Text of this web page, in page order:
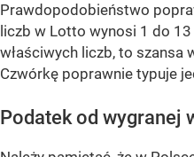
Prawdopodobieństwo
liczb w Lotto wynosi 1 do
właściwych liczb, to szansa
Czwórkę poprawnie typuje
Podatek od wygranej